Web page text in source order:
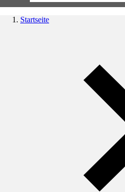
Startseite